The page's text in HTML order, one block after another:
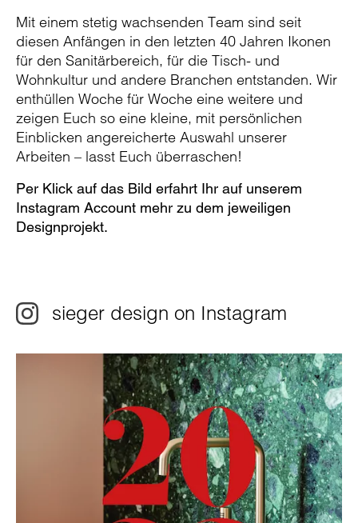
Mit einem stetig wachsenden Team sind seit
diesen Anfängen in den letzten 40 Jahren Ikonen
für den Sanitärbereich, für die Tisch- und
Wohnkultur und andere Branchen entstanden. Wir
enthüllen Woche für Woche eine weitere und
zeigen Euch so eine kleine, mit persönlichen
Einblicken angereicherte Auswahl unserer
Arbeiten – lasst Euch überraschen!
Per Klick auf das Bild erfahrt Ihr auf unserem
Instagram Account mehr zu dem jeweiligen
Designprojekt.
sieger design on Instagram